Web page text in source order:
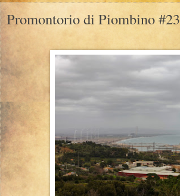
Promontorio di Piombino #23